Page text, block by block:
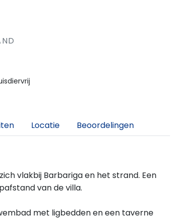
Locatie Beoordelingen
vlakbij Barbariga en het strand. Een
van de villa.
met ligbedden en een taverne